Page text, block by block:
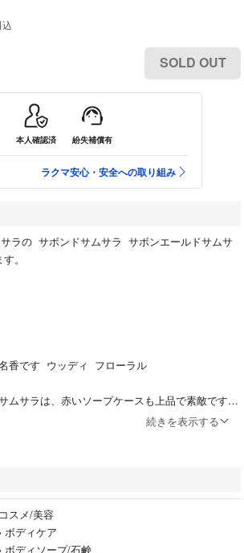
SOLD OUT
本人確認済 紛失補償有
ラクマ安心・安全への取り組み
ラの サボンドサムサラ サボンエールドサムサ
。
香です ウッディ フローラル
ムサラは、赤いソープケースも上品で素敵です。
事前にご連絡ください。
きます。
続きを表示する
コスメ/美容
› ボディケア
› ボディソープ/石鹸